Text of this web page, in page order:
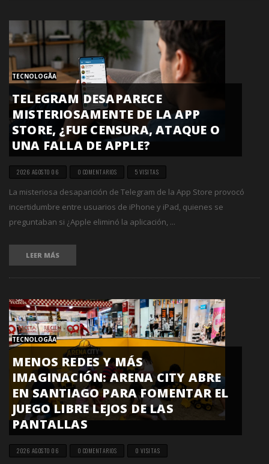
TECNOLOGÃ­A
TELEGRAM DESAPARECE
MISTERIOSAMENTE DE LA APP
STORE, ¿FUE CENSURA, ATAQUE O
UNA FALLA DE APPLE?
2026 AGOSTO 06 0 COMENTARIOS 5 VISITAS
La misteriosa desaparición de Telegram de la App Store provocó
incertidumbre entre usuarios de iPhone y iPad, quienes se
preguntaban si ¿Apple eliminó la aplicación, ...
LEER MÁS
TECNOLOGÃ­A
MENOS REDES Y MÁS
IMAGINACIÓN: ARENA CITY ABRE
EN SANTIAGO PARA FOMENTAR EL
JUEGO LIBRE LEJOS DE LAS
PANTALLAS
2026 AGOSTO 06 0 COMENTARIOS 0 VISITAS